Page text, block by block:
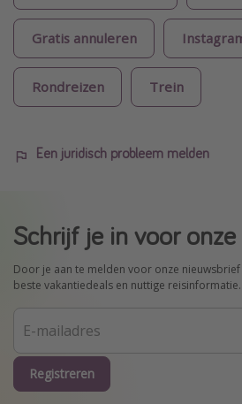
Gratis annuleren
Rondreizen Trein
Een juridisch probleem melden
Schrijf je in voor
Door je aan te melden voor onze
beste vakantiedeals en nuttige reisinformatie.
Registreren